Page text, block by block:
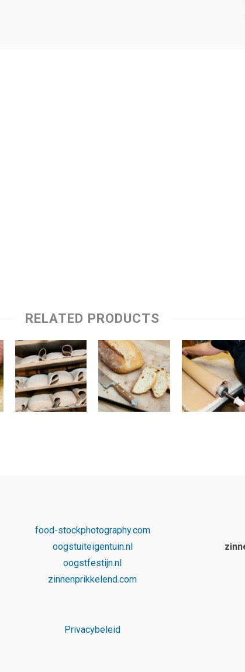
RELATED PRODUCTS
food-stockphotography.com
oogstuiteigentuin.nl
oogstfestijn.nl
zinnenprikkelend.com
Privacybeleid